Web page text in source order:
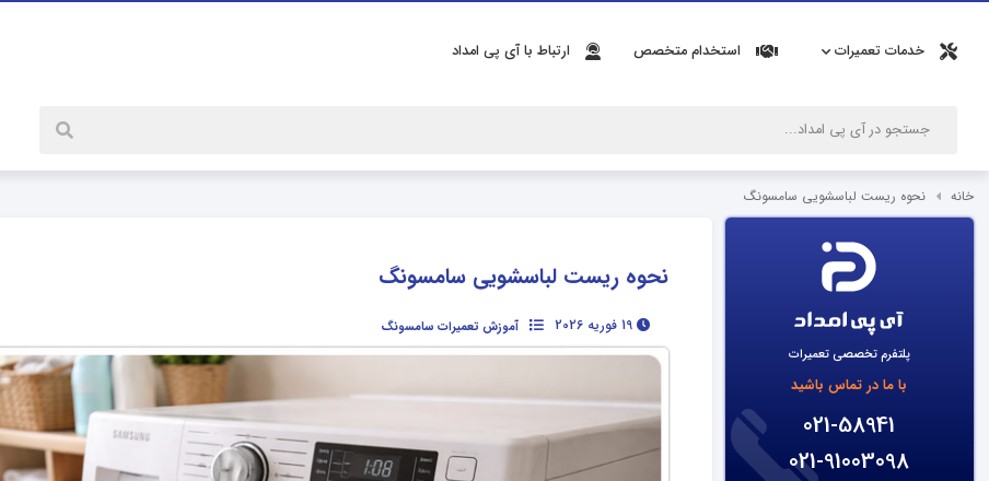
خدمات تعمیرات استخدام متخصص ارتباط با آی پی امداد
خانه نحوه ریست لباسشویی سامسونگ
پلتفرم تخصصی تعمیرات
با ما در تماس باشید
021-58941
021-91003098
نحوه ریست لباسشویی سامسونگ
19 فوریه 2026 آموزش تعمیرات سامسونگ